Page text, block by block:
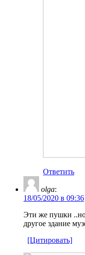
Ответить
olga:
18/05/2020 в 09:36
Эти же пушки
другое здание
[Цитировать]